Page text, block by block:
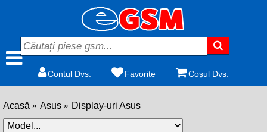
Contul Dvs. Favorite Coșul Dvs.
Acasă Asus Display-uri Asus